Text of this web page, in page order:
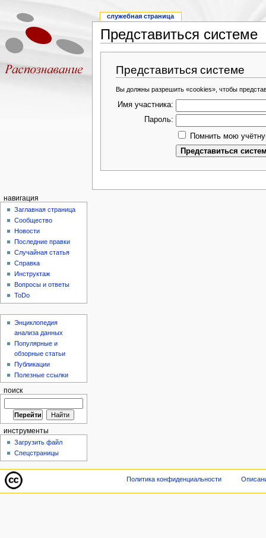
Представиться системе
Представиться системе
Вы должны разрешить «cookies», чтобы
Имя участника:
Пароль:
Помнить мою
служебная страница
навигация
Заглавная страница
Сообщество
Новости
Последние правки
Случайная статья
Справка
Инструктаж
Вопросы и ответы
ToDo
Энциклопедия
анализа данных
Популярные и
обзорные статьи
Публикации
Полезные ссылки
поиск
инструменты
Загрузить файл
Спецстраницы
Политика конфиденциальности